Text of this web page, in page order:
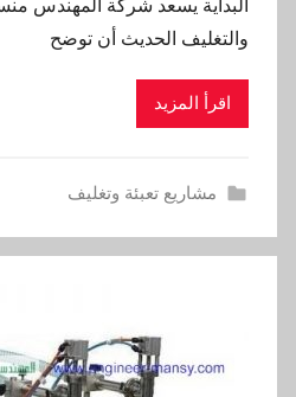
البداية يسعد شركة المهندس
والتغليف الحديث أن توضح
اقرأ المزيد
مشاريع تعبئة وتغليف